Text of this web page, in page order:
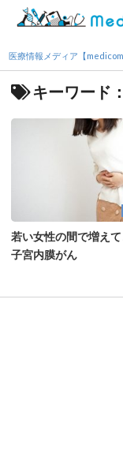
医療情報メディア【
キーワード
若い女性の間で増え
子宮内膜がん